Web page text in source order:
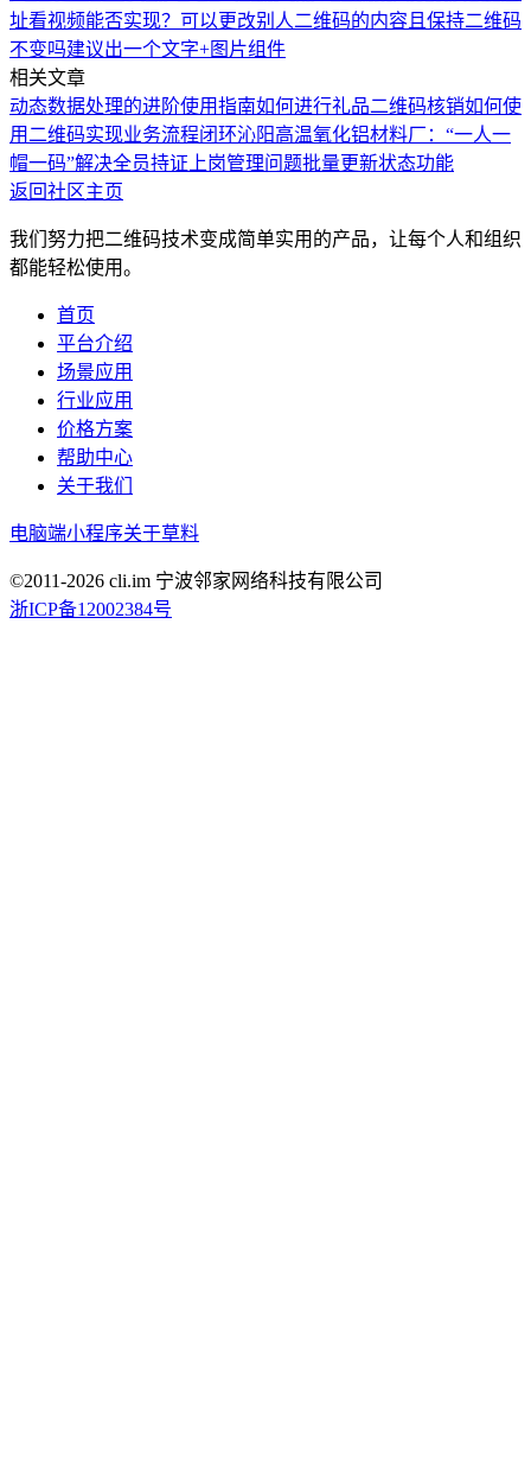
址看视频能否实现？ 可以更改别人二维码的内容且保持二维码
不变吗建议出一个文字+图片组件
相关文章
动态数据处理的进阶使用指南如何进行礼品二维码核销如何使
用二维码实现业务流程闭环沁阳高温氧化铝材料厂：“一人一
帽一码”解决全员持证上岗管理问题批量更新状态功能
返回社区主页
我们努力把二维码技术变成简单实用的产品，让每个人和组织
都能轻松使用。
首页
平台介绍
场景应用
行业应用
价格方案
帮助中心
关于我们
电脑端小程序关于草料
©2011-2026 cli.im 宁波邻家网络科技有限公司
浙ICP备12002384号